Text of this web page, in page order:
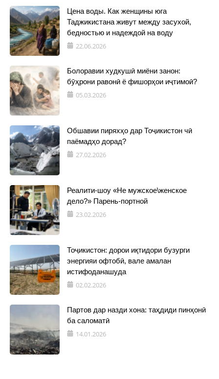
Цена воды. Как женщины юга
Таджикистана живут между засухой,
бедностью и надеждой на воду
22.06.2026
Болоравии худкушӣ миёни занон:
бӯҳрони равонӣ ё фишорҳои иҷтимоӣ?
05.03.2026
Обшавии пиряхҳо дар Тоҷикистон чӣ
паёмадҳо дорад?
27.02.2026
Реалити-шоу «Не мужское\женское
дело?» Парень-портной
23.02.2026
Тоҷикистон: дорои иқтидори бузурги
энергияи офтобӣ, вале амалан
истифоданашуда
02.02.2026
Партов дар назди хона: таҳдиди пинҳонӣ
ба саломатӣ
14.01.2026